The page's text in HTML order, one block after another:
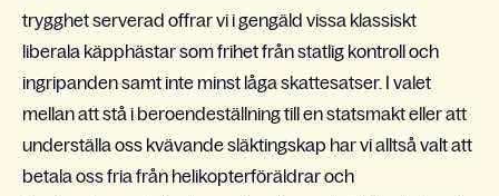
trygghet serverad offrar vi i gengäld vissa klassiskt
liberala käpphästar som frihet från statlig kontroll och
ingripanden samt inte minst låga skattesatser. I valet
mellan att stå i beroendeställning till en statsmakt eller att
underställa oss kvävande släktingskap har vi alltså valt att
betala oss fria från helikopterföräldrar och